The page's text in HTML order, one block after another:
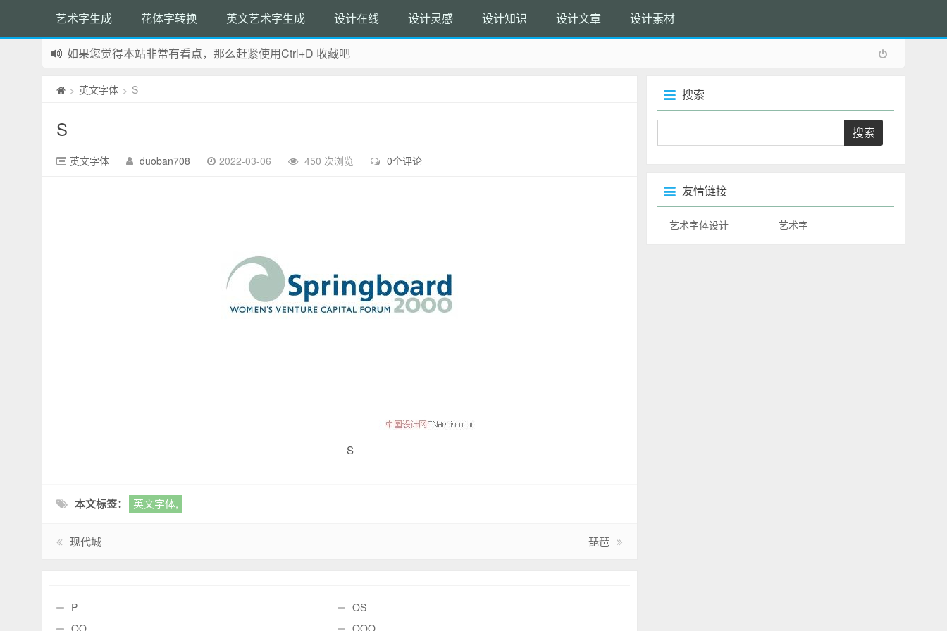
艺术字生成 花体字转换 英文艺术字生成 设计在线 设计灵感 设计知识 设计文章 设计素材
如果您觉得本站非常有看点，那么赶紧使用Ctrl+D 收藏吧
> 英文字体 > S
S
英文字体 duoban708 2022-03-06 450 次浏览 0个评论
S
本文标签： 英文字体,
现代城 琵琶
P
OS
OO
OOO
搜索
友情链接
艺术字体设计 艺术字